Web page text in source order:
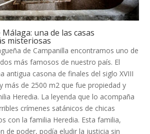
una de las casas
misteriosas
de Campanilla encontramos uno de
más famosos de nuestro país. El
antigua casona de finales del siglo XVIII
más de 2500 m2 que fue propiedad y
Heredia. La leyenda que lo acompaña
crímenes satánicos de chicas
con la familia Heredia. Esta familia,
de poder, podía eludir la justicia sin